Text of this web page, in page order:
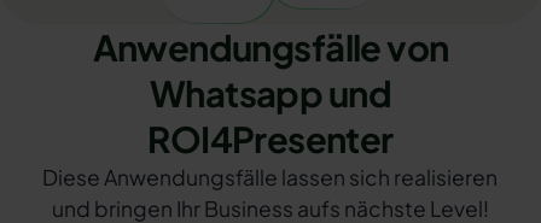
Anwendungsfälle von
Whatsapp und
ROI4Presenter
Diese Anwendungsfälle lassen sich realisieren
und bringen Ihr Business aufs nächste Level!